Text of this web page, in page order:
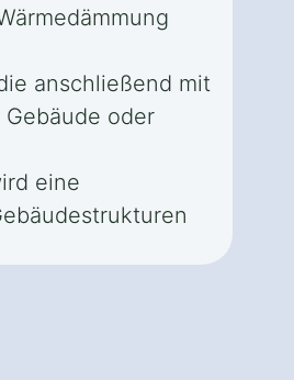
anschließend mit
oder
eine